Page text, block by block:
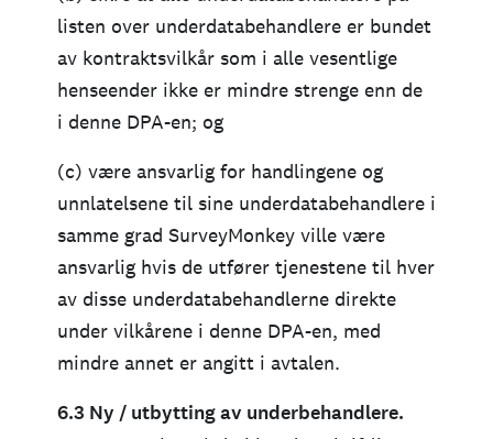
listen over underdatabehandlere er bundet
av kontraktsvilkår som i alle vesentlige
henseender ikke er mindre strenge enn de
i denne DPA-en; og
(c) være ansvarlig for handlingene og
unnlatelsene til sine underdatabehandlere i
samme grad SurveyMonkey ville være
ansvarlig hvis de utfører tjenestene til hver
av disse underdatabehandlerne direkte
under vilkårene i denne DPA-en, med
mindre annet er angitt i avtalen.
6.3 Ny / utbytting av underbehandlere.